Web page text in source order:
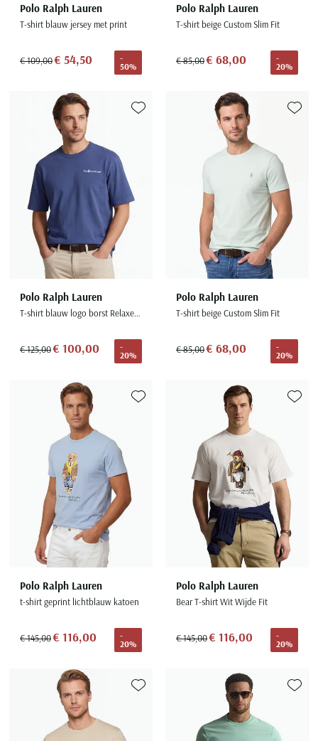
Polo Ralph Lauren
T-shirt blauw jersey met print
€ 109,00€ 54,50
-
50%
Polo Ralph Lauren
T-shirt beige Custom Slim Fit
€ 85,00€ 68,00
-
20%
Polo Ralph Lauren
T-shirt blauw logo borst Relaxed Fit
€ 125,00€ 100,00
-
20%
Toevoegen aan favorieten
Polo Ralph Lauren
T-shirt beige Custom Slim Fit
€ 85,00€ 68,00
-
20%
Polo Ralph Lauren
t-shirt geprint lichtblauw katoen
€ 145,00€ 116,00
-
20%
Toevoegen aan favorieten
Polo Ralph Lauren
Bear T-shirt Wit Wijde Fit
€ 145,00€ 116,00
-
20%
Toevoegen aan favorieten